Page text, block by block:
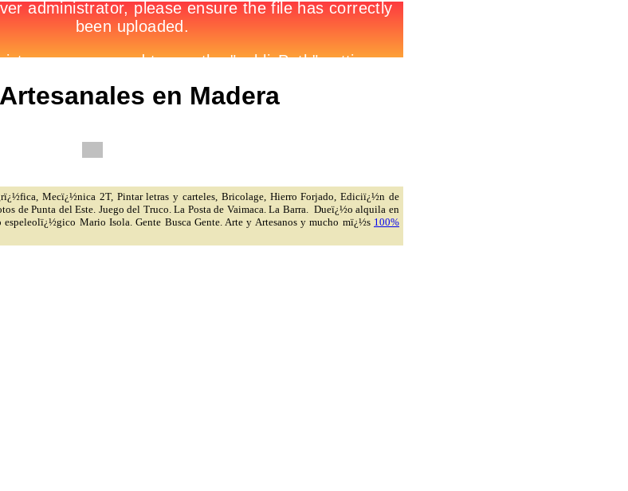
en Madera
Mecï¿½nica 2T, Pintar letras y carteles, Bricolage, Hierro Forjado, Ediciï¿½n de
de Punta del Este. Juego del Truco. La Posta de Vaimaca. La Barra. Dueï¿½o alquila en
Mario Isola. Gente Busca Gente. Arte y Artesanos y mucho mï¿½s 100%